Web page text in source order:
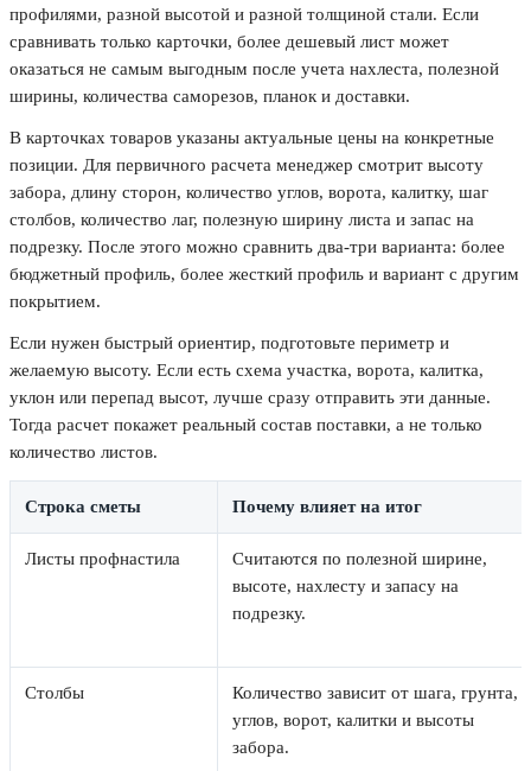
профилями, разной высотой и разной толщиной стали. Если
сравнивать только карточки, более дешевый лист может
оказаться не самым выгодным после учета нахлеста, полезной
ширины, количества саморезов, планок и доставки.
В карточках товаров указаны актуальные цены на конкретные
позиции. Для первичного расчета менеджер смотрит высоту
забора, длину сторон, количество углов, ворота, калитку, шаг
столбов, количество лаг, полезную ширину листа и запас на
подрезку. После этого можно сравнить два-три варианта: более
бюджетный профиль, более жесткий профиль и вариант с другим
покрытием.
Если нужен быстрый ориентир, подготовьте периметр и
желаемую высоту. Если есть схема участка, ворота, калитка,
уклон или перепад высот, лучше сразу отправить эти данные.
Тогда расчет покажет реальный состав поставки, а не только
количество листов.
Строка сметы Почему влияет на итог
Листы профнастила
Считаются по полезной ширине,
высоте, нахлесту и запасу на
подрезку.
Столбы
Количество зависит от шага, грунта,
углов, ворот, калитки и высоты
забора.